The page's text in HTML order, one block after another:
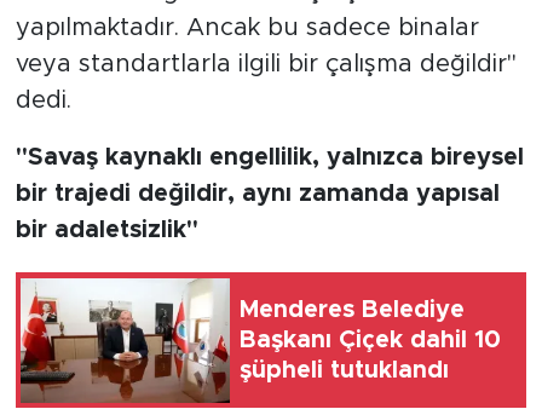
yapılmaktadır. Ancak bu sadece binalar
veya standartlarla ilgili bir çalışma değildir"
dedi.
"Savaş kaynaklı engellilik, yalnızca bireysel
bir trajedi değildir, aynı zamanda yapısal
bir adaletsizlik"
Menderes Belediye
Başkanı Çiçek dahil 10
şüpheli tutuklandı